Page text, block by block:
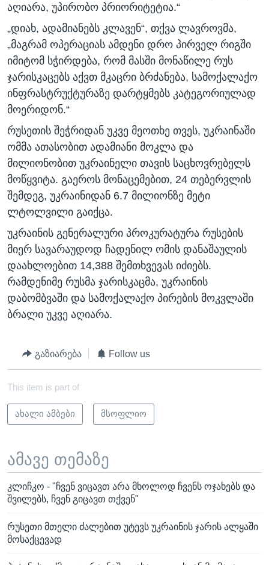
აღიარა, უპირობო პრიორიტეტია.“
„დიახ, ადამიანებს კლავენ“, თქვა ლავროვმა,
„მაგრამ ოპერაციას ამდენი დრო პირველ რიგში
იმიტომ სჭირდება, რომ მასში მონაწილე რუს
ჯარისკაცებს აქვთ მკაცრი ბრძანება, სამოქალაქო
ინფრასტრუქტურაზე დარტყმებს კატეგორიულად
მოერიდონ.“
რუსეთის შეჭრიდან უკვე მეოთხე თვეს, უკრაინაში
ომმა ათასობით ადამიანი მოკლა და
მილიონობით უკრაინელი თავის საცხოვრებელს
მოწყვიტა. გაეროს მონაცემებით, 24 თებერვლის
შემდეგ, უკრაინიდან 6.7 მილიონზე მეტი
ლტოლვილი გაიქცა.
უკრაინის გენერალური პროკურატურა რუსების
მიერ სავარაუდოდ ჩადენილ ომის დანაშაულის
დაახლოებით 14,388 შემთხვევას იძიებს.
რამდენიმე რუსმა ჯარისკაცმა, უკრაინის
დაბომბვაში და სამოქალაქო პირების მოკვლაში
ბრალი უკვე აღიარა.
გაზიარება Follow us
This item is part of
ახალი ამბები მსოფლიო
ამავე თემაზე
კლიჩკო - "ჩვენ ვიცავთ არა მხოლოდ ჩვენს ოჯახებს და
შვილებს, ჩვენ გიცავთ თქვენ"
რუსეთი მთელი ძალებით უტევს უკრაინის ჯარის ალყაში
მოსაქცევად